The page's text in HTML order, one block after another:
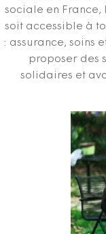
sociale en France,
soit accessible à
: assurance, soins
proposer des
solidaires et